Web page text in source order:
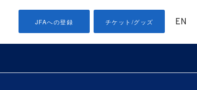
JFAへの登録 チケット/グッズ EN